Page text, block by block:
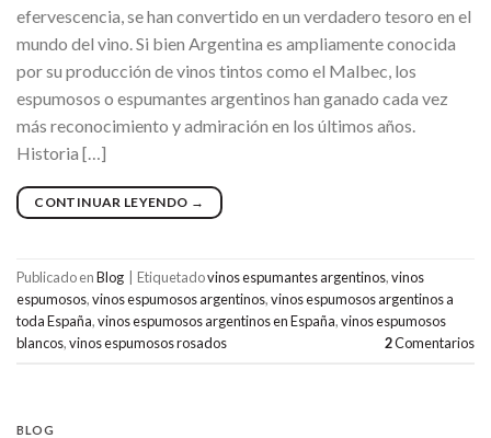
efervescencia, se han convertido en un verdadero tesoro en el
mundo del vino. Si bien Argentina es ampliamente conocida
por su producción de vinos tintos como el Malbec, los
espumosos o espumantes argentinos han ganado cada vez
más reconocimiento y admiración en los últimos años.
Historia […]
CONTINUAR LEYENDO →
Publicado enBlog Etiquetadovinos espumantes argentinos,vinos
espumosos,vinos espumosos argentinos,vinos espumosos argentinos a
toda España,vinos espumosos argentinos en España,vinos espumosos
blancos,vinos espumosos rosados 2Comentarios
BLOG